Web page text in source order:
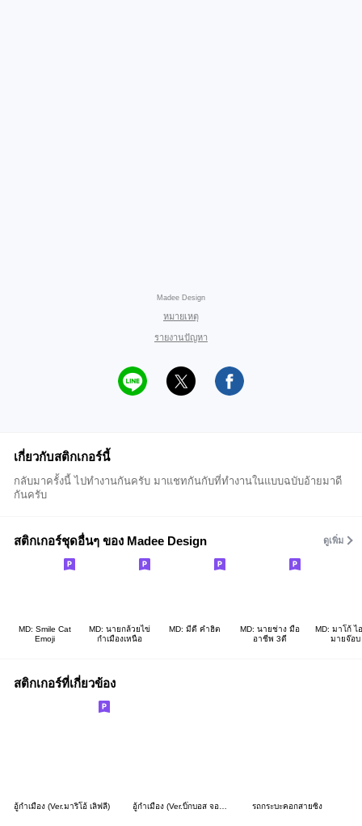
Madee Design
หมายเหตุ
รายงานปัญหา
เกี่ยวกับสติกเกอร์นี้
กลับมาครั้งนี้ ไปทำงานกันครับ มาแชทกันกับที่ทำงานในแบบฉบับอ้ายมาดี
กันครับ
สติกเกอร์ชุดอื่นๆ ของ Madee Design ดูเพิ่ม
MD: Smile Cat
Emoji
MD: นายกล้วยไข่
กำเมืองเหนือ
MD: มีดี คำฮิต
MD: นายช่าง มือ
อาชีพ 3ดี
MD: มาโก้ ไ
มายจ๊อบ
สติกเกอร์ที่เกี่ยวข้อง
อู้กำเมือง (Ver.มาริโอ้ เลิฟลี่) อู้กำเมือง (Ver.บิ๊กบอส จอมป่วน) รถกระบะคอกสายซิ่ง